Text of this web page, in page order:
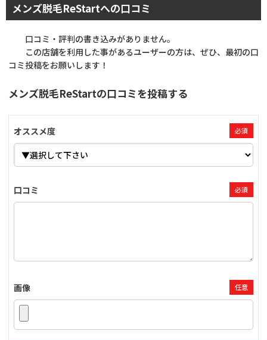
メンズ脱毛ReStartへの口コミ
口コミ・評判の書き込みがありません。
この店舗を利用した事があるユーザーの方は、ぜひ、最初の口
コミ投稿をお願いします！
メンズ脱毛ReStartの口コミを投稿する
オススメ度 必須
口コミ 必須
画像 任意